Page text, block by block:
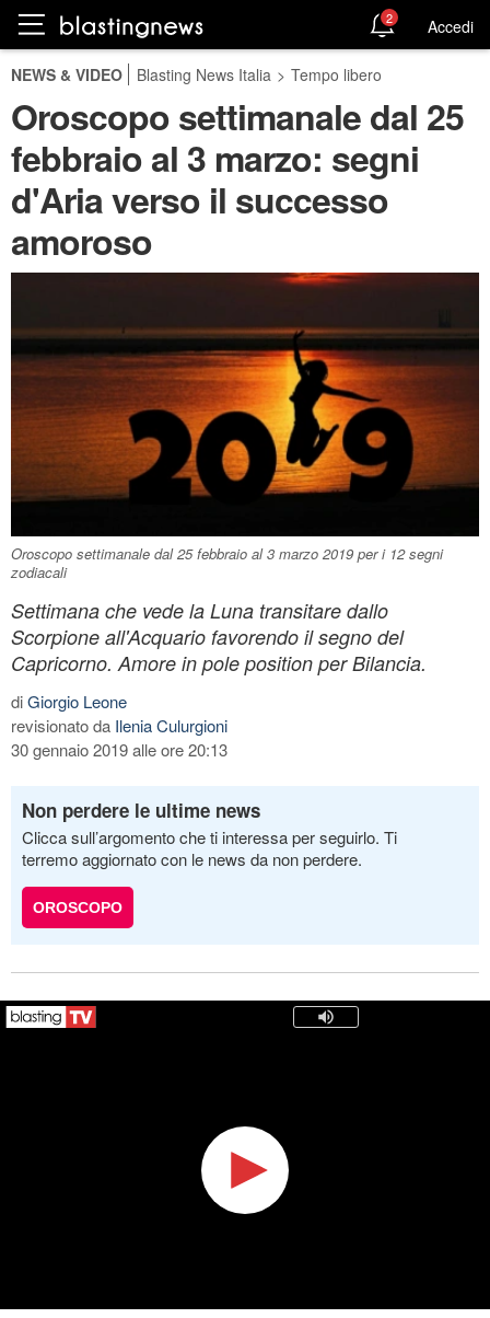
2 Accedi
NEWS & VIDEO Blasting News Italia > Tempo libero
Oroscopo settimanale dal 25
febbraio al 3 marzo: segni
d'Aria verso il successo
amoroso
Oroscopo settimanale dal 25 febbraio al 3 marzo 2019 per i 12 segni
zodiacali
Settimana che vede la Luna transitare dallo
Scorpione all'Acquario favorendo il segno del
Capricorno. Amore in pole position per Bilancia.
diGiorgio Leone
revisionato da Ilenia Culurgioni
30 gennaio 2019 alle ore 20:13
Non perdere le ultime news
Clicca sull’argomento che ti interessa per seguirlo. Ti
terremo aggiornato con le news da non perdere.
OROSCOPO